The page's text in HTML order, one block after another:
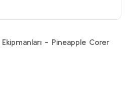
- Pineapple Corer